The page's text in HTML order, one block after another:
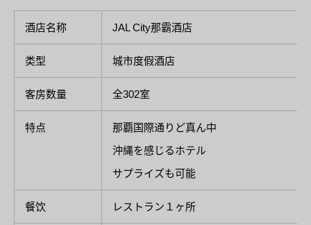
酒店名称 JAL City那霸酒店
类型 城市度假酒店
客房数量 全302室
特点
那覇国際通りど真ん中
沖縄を感じるホテル
サプライズも可能
餐饮 レストラン１ヶ所